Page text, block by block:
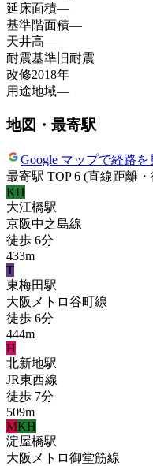
延床面積—
基準階面積—
天井高—
耐震基準 旧耐震
改修2018年
用途地域—
地図・最寄駅
Google マップで経路を
最寄駅 TOP 6 (直線距離・
KH
大江橋駅
京阪中之島線
徒歩 6分
433m
T
東梅田駅
大阪メトロ谷町線
徒歩 6分
444m
H
北新地駅
JR東西線
徒歩 7分
509m
MKH
淀屋橋駅
大阪メトロ御堂筋線